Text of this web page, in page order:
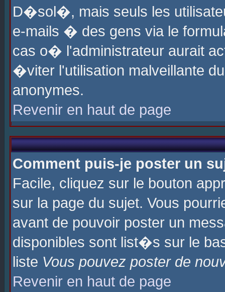
D�sol�, mais seuls les
e-mails � des gens via le
cas o� l'administrateur aurait
�viter l'utilisation malveillante
anonymes.
Revenir en haut de page
Comment puis-je poster un
Facile, cliquez sur le bouton
sur la page du sujet. Vous
avant de pouvoir poster un
disponibles sont list�s sur le
liste Vous pouvez poster de
Revenir en haut de page